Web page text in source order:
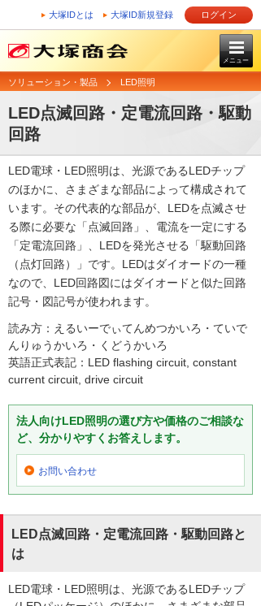
大塚IDとは 大塚ID新規登録 ログイン
メニュー
ソリューション・製品 LED照明
LED点滅回路・定電流回路・駆動
回路
LED電球・LED照明は、光源であるLEDチップ
のほかに、さまざまな部品によって構成されて
います。その代表的な部品が、LEDを点滅させ
る際に必要な「点滅回路」、電流を一定にする
「定電流回路」、LEDを発光させる「駆動回路
（点灯回路）」です。LEDはダイオードの一種
なので、LED回路図にはダイオードと似た回路
記号・図記号が使われます。
読み方：えるいーでぃてんめつかいろ・ていで
んりゅうかいろ・くどうかいろ
英語正式表記：LED flashing circuit, constant
current circuit, drive circuit
法人向けLED照明の選び方や価格のご相談な
ど、分かりやすくお答えします。
お問い合わせ
LED点滅回路・定電流回路・駆動回路と
は
LED電球・LED照明は、光源であるLEDチップ